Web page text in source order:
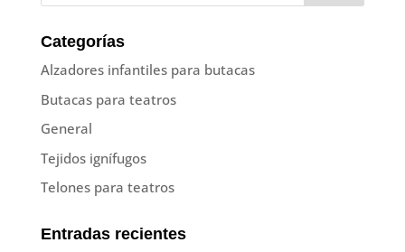
Categorías
Alzadores infantiles para butacas
Butacas para teatros
General
Tejidos ignífugos
Telones para teatros
Entradas recientes